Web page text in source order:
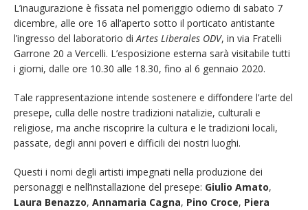
L’inaugurazione è fissata nel pomeriggio odierno di sabato 7
dicembre, alle ore 16 all’aperto sotto il porticato antistante
l’ingresso del laboratorio diArtes Liberales ODV, in via Fratelli
Garrone 20 a Vercelli. L’esposizione esterna sarà visitabile tutti
i giorni, dalle ore 10.30 alle 18.30, fino al 6 gennaio 2020.
Tale rappresentazione intende sostenere e diffondere l’arte del
presepe, culla delle nostre tradizioni natalizie, culturali e
religiose, ma anche riscoprire la cultura e le tradizioni locali,
passate, degli anni poveri e difficili dei nostri luoghi.
Questi i nomi degli artisti impegnati nella produzione dei
personaggi e nell’installazione del presepe: Giulio Amato,
Laura Benazzo, Annamaria Cagna, Pino Croce, Piera